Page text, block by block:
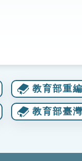
教育部重
教育部臺